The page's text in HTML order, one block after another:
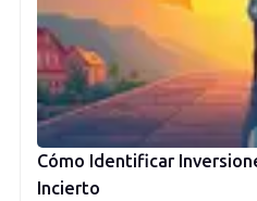
Cómo Identificar
Incierto